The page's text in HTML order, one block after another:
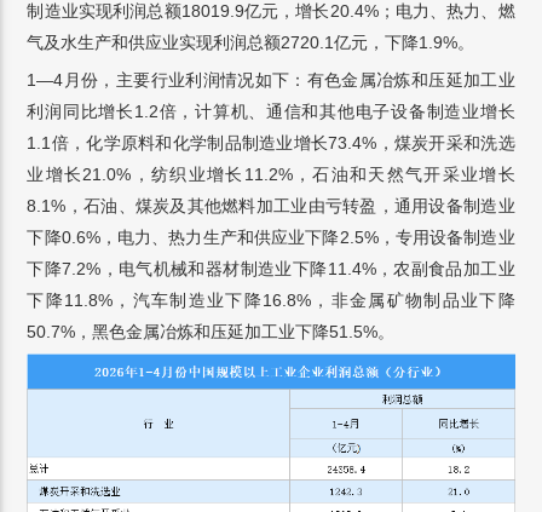
制造业实现利润总额18019.9亿元，增长20.4%；电力、热力、燃
气及水生产和供应业实现利润总额2720.1亿元，下降1.9%。
1—4月份，主要行业利润情况如下：有色金属冶炼和压延加工业
利润同比增长1.2倍，计算机、通信和其他电子设备制造业增长
1.1倍，化学原料和化学制品制造业增长73.4%，煤炭开采和洗选
业增长21.0%，纺织业增长11.2%，石油和天然气开采业增长
8.1%，石油、煤炭及其他燃料加工业由亏转盈，通用设备制造业
下降0.6%，电力、热力生产和供应业下降2.5%，专用设备制造业
下降7.2%，电气机械和器材制造业下降11.4%，农副食品加工业
下降11.8%，汽车制造业下降16.8%，非金属矿物制品业下降
50.7%，黑色金属冶炼和压延加工业下降51.5%。